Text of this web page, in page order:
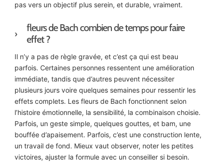
pas vers un objectif plus serein, et durable, vraiment.
fleurs de Bach combien de temps pour faire
effet ?
Il n’y a pas de règle gravée, et c’est ça qui est beau
parfois. Certaines personnes ressentent une amélioration
immédiate, tandis que d’autres peuvent nécessiter
plusieurs jours voire quelques semaines pour ressentir les
effets complets. Les fleurs de Bach fonctionnent selon
l’histoire émotionnelle, la sensibilité, la combinaison choisie.
Parfois, un geste simple, quelques gouttes, et bam, une
bouffée d’apaisement. Parfois, c’est une construction lente,
un travail de fond. Mieux vaut observer, noter les petites
victoires, ajuster la formule avec un conseiller si besoin.